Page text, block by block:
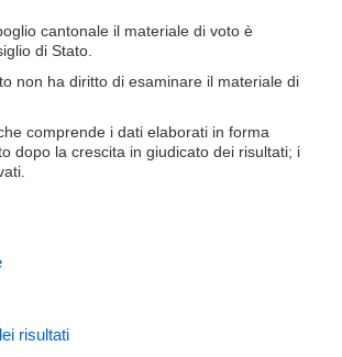
cantonale il materiale di voto è
di Stato.
non ha diritto di esaminare il materiale di
comprende i dati elaborati in forma
dopo la crescita in giudicato dei risultati; i
risultati